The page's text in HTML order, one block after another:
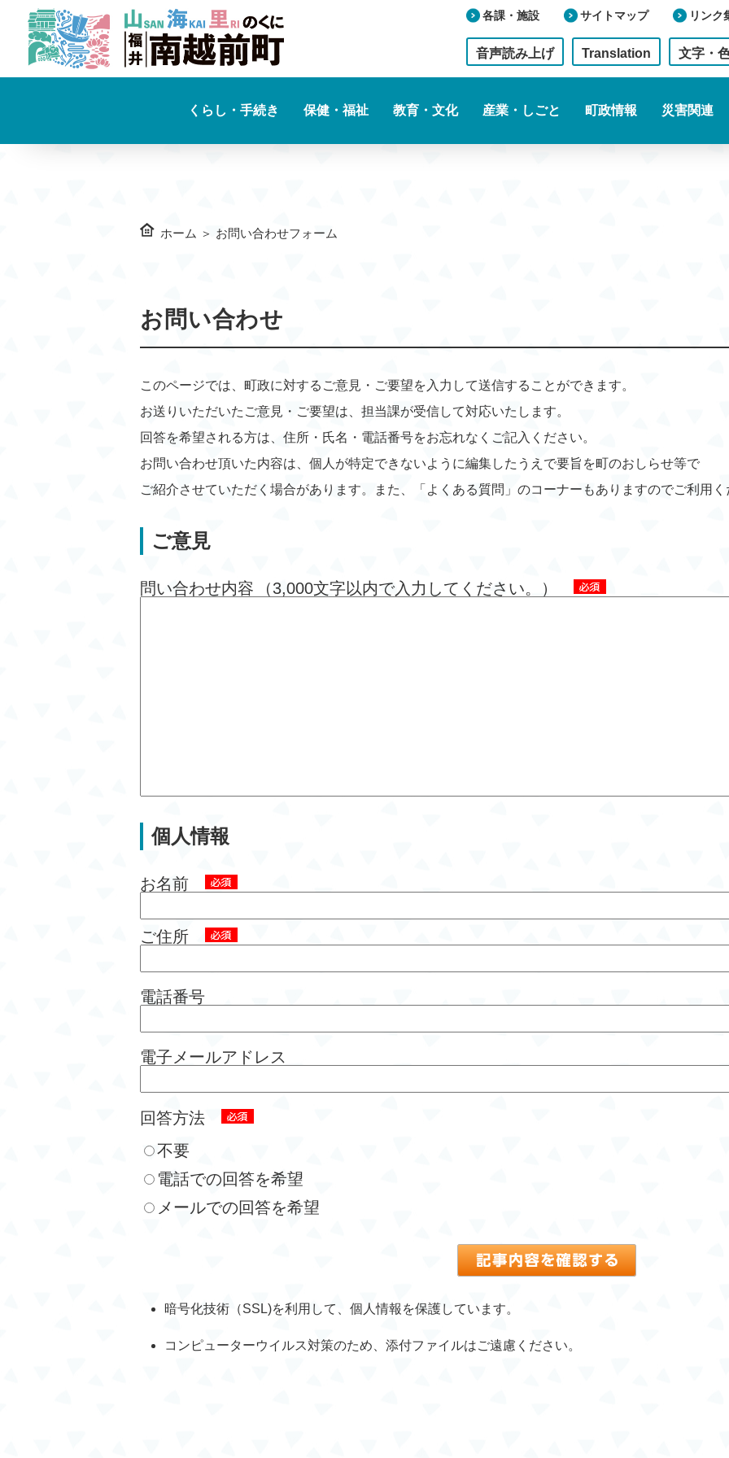
各課・施設 サイトマップ リンク
音声読み上げ Translation 文字・
くらし・手続き 保健・福祉 教育・文化 産業・しごと 町政情報 災害関連
ホーム ＞ お問い合わせフォーム
お問い合わせ
このページでは、町政に対するご意見・ご要望を入力して送信することができます。
お送りいただいたご意見・ご要望は、担当課が受信して対応いたします。
回答を希望される方は、住所・氏名・電話番号をお忘れなくご記入ください。
お問い合わせ頂いた内容は、個人が特定できないように編集したうえで要旨を町のおしらせ等で
ご紹介させていただく場合があります。また、「よくある質問」のコーナーもありますのでご利用
ご意見
問い合わせ内容 （3,000文字以内で入力してください。）
個人情報
お名前
ご住所
電話番号
電子メールアドレス
回答方法
不要
電話での回答を希望
メールでの回答を希望
暗号化技術（SSL)を利用して、個人情報を保護しています。
コンピューターウイルス対策のため、添付ファイルはご遠慮ください。